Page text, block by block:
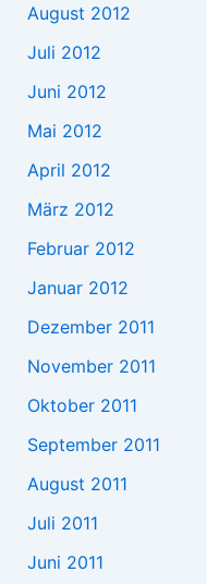
August 2012
Juli 2012
Juni 2012
Mai 2012
April 2012
März 2012
Februar 2012
Januar 2012
Dezember 2011
November 2011
Oktober 2011
September 2011
August 2011
Juli 2011
Juni 2011